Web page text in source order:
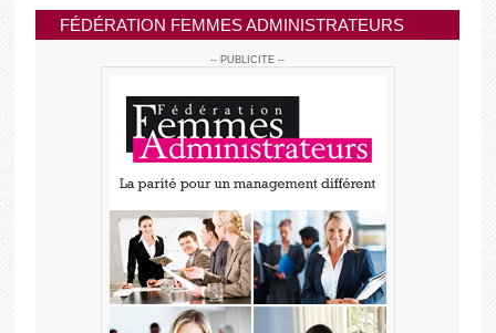
FÉDÉRATION FEMMES ADMINISTRATEURS
-- PUBLICITE --